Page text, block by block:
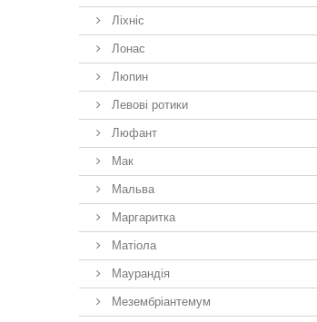
Ліхніс
Лонас
Люпин
Левові ротики
Люфант
Мак
Мальва
Маргаритка
Матіола
Маурандія
Мезембріантемум